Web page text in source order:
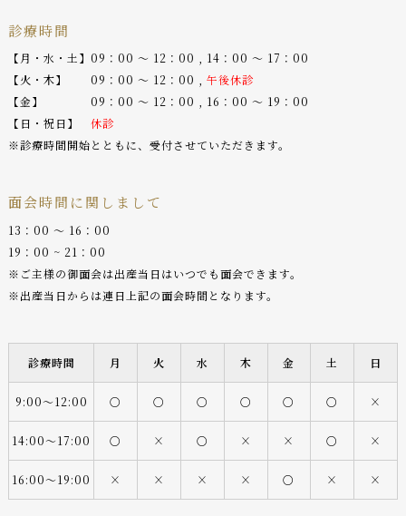
診療時間
【月・水・土】09：00 〜 12：00 , 14：00 〜 17：00
【火・木】 09：00 〜 12：00 , 午後休診
【金】 09：00 〜 12：00 , 16：00 〜 19：00
【日・祝日】 休診
※診療時間開始とともに、受付させていただきます。
面会時間に関しまして
13：00 〜 16：00
19：00 ~ 21：00
※ご主様の御面会は出産当日はいつでも面会できます。
※出産当日からは連日上記の面会時間となります。
診療時間 月 火 水 木 金 土 日
9:00〜12:00 ○ ○ ○ ○ ○ ○ ×
14:00〜17:00 ○ × ○ × × ○ ×
16:00〜19:00 × × × × ○ × ×